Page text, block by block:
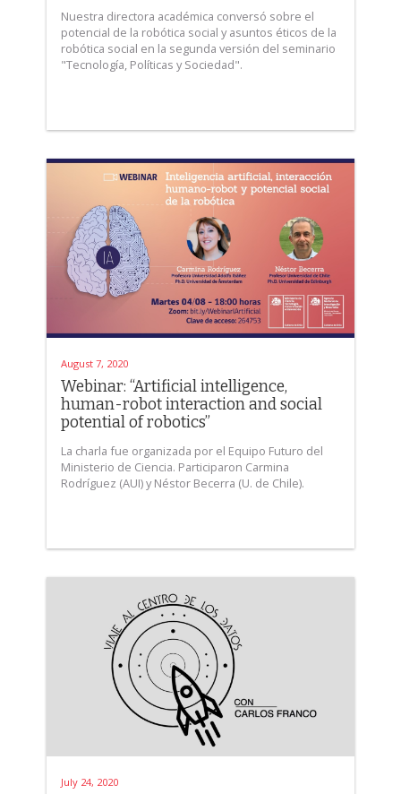
Nuestra directora académica conversó sobre el
potencial de la robótica social y asuntos éticos de la
robótica social en la segunda versión del seminario
"Tecnología, Políticas y Sociedad".
August 7, 2020
Webinar: “Artificial intelligence,
human-robot interaction and social
potential of robotics”
La charla fue organizada por el Equipo Futuro del
Ministerio de Ciencia. Participaron Carmina
Rodríguez (AUI) y Néstor Becerra (U. de Chile).
July 24, 2020